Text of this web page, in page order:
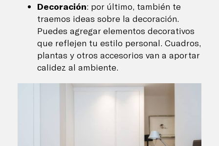
Decoración: por último, también te
traemos ideas sobre la decoración.
Puedes agregar elementos decorativos
que reflejen tu estilo personal. Cuadros,
plantas y otros accesorios van a aportar
calidez al ambiente.